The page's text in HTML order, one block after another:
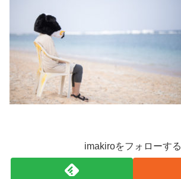
imakiroをフォローする